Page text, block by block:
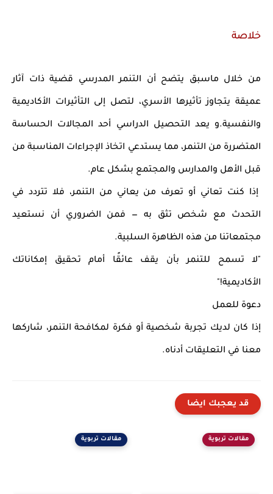
خلاصة
من خلال ماسبق يتضح أن التنمر المدرسي قضية ذات آثار
عميقة يتجاوز تأثيرها الأسري، لتصل إلى التأثيرات الأكاديمية
والنفسية.و يعد التحصيل الدراسي أحد المجالات الحساسة
المتضررة من التنمر، مما يستدعي اتخاذ الإجراءات المناسبة من
قبل الأهل والمدارس والمجتمع بشكل عام.
إذا كنت تعاني أو تعرف من يعاني من التنمر، فلا تتردد في
التحدث مع شخص تثق به — فمن الضروري أن نستعيد
مجتمعاتنا من هذه الظاهرة السلبية.
"لا تسمح للتنمر بأن يقف عائقًا أمام تحقيق إمكاناتك
الأكاديمية!"
دعوة للعمل
إذا كان لديك تجربة شخصية أو فكرة لمكافحة التنمر، شاركها
معنا في التعليقات أدناه.
قد يعجبك ايضا
مقالات تربوية مقالات تربوية